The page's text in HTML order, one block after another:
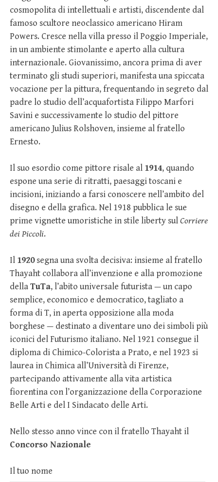
cosmopolita di intellettuali e artisti, discendente dal
famoso scultore neoclassico americano Hiram
Powers. Cresce nella villa presso il Poggio Imperiale,
in un ambiente stimolante e aperto alla cultura
internazionale. Giovanissimo, ancora prima di aver
terminato gli studi superiori, manifesta una spiccata
vocazione per la pittura, frequentando in segreto dal
padre lo studio dell’acquafortista Filippo Marfori
Savini e successivamente lo studio del pittore
americano Julius Rolshoven, insieme al fratello
Ernesto.
Il suo esordio come pittore risale al 1914, quando
espone una serie di ritratti, paesaggi toscani e
incisioni, iniziando a farsi conoscere nell’ambito del
disegno e della grafica. Nel 1918 pubblica le sue
prime vignette umoristiche in stile liberty sulCorriere
dei Piccoli.
Il 1920segna una svolta decisiva: insieme al fratello
Thayaht collabora all’invenzione e alla promozione
dellaTuTa, l’abito universale futurista — un capo
semplice, economico e democratico, tagliato a
forma di T, in aperta opposizione alla moda
borghese — destinato a diventare uno dei simboli più
iconici del Futurismo italiano. Nel 1921 consegue il
diploma di Chimico-Colorista a Prato, e nel 1923 si
laurea in Chimica all’Università di Firenze,
partecipando attivamente alla vita artistica
fiorentina con l’organizzazione della Corporazione
Belle Arti e del I Sindacato delle Arti.
Nello stesso anno vince con il fratello Thayaht il
Concorso Nazionale
Il tuo nome